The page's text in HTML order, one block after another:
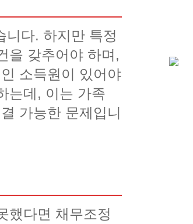
니다. 하지만 특정
을 갖추어야 하며,
소득원이 있어야
는데, 이는 가족
가능한 문제입니
했다면 채무조정